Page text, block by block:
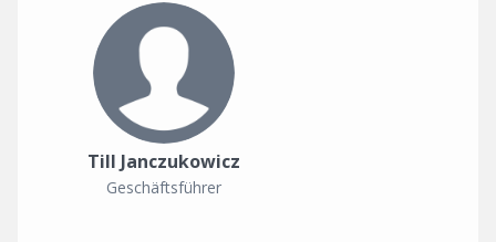
Till Janczukowicz
Geschäftsführer